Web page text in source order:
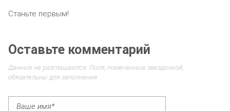
Станьте первым!
Оставьте комментарий
Данные не разглашаются. Поля, помеченные звездочкой,
обязательны для заполнения